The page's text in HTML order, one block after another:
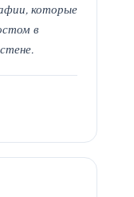
которые
в